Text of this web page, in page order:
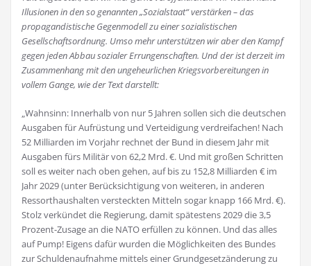
Illusionen in den so genannten „Sozialstaat“ verstärken – das
propagandistische Gegenmodell zu einer sozialistischen
Gesellschaftsordnung. Umso mehr unterstützen wir aber den Kampf
gegen jeden Abbau sozialer Errungenschaften. Und der ist derzeit im
Zusammenhang mit den ungeheurlichen Kriegsvorbereitungen in
vollem Gange, wie der Text darstellt:
„Wahnsinn: Innerhalb von nur 5 Jahren sollen sich die deutschen
Ausgaben für Aufrüstung und Verteidigung verdreifachen! Nach
52 Milliarden im Vorjahr rechnet der Bund in diesem Jahr mit
Ausgaben fürs Militär von 62,2 Mrd. €. Und mit großen Schritten
soll es weiter nach oben gehen, auf bis zu 152,8 Milliarden € im
Jahr 2029 (unter Berücksichtigung von weiteren, in anderen
Ressorthaushalten versteckten Mitteln sogar knapp 166 Mrd. €).
Stolz verkündet die Regierung, damit spätestens 2029 die 3,5
Prozent-Zusage an die NATO erfüllen zu können. Und das alles
auf Pump! Eigens dafür wurden die Möglichkeiten des Bundes
zur Schuldenaufnahme mittels einer Grundgesetzänderung zu